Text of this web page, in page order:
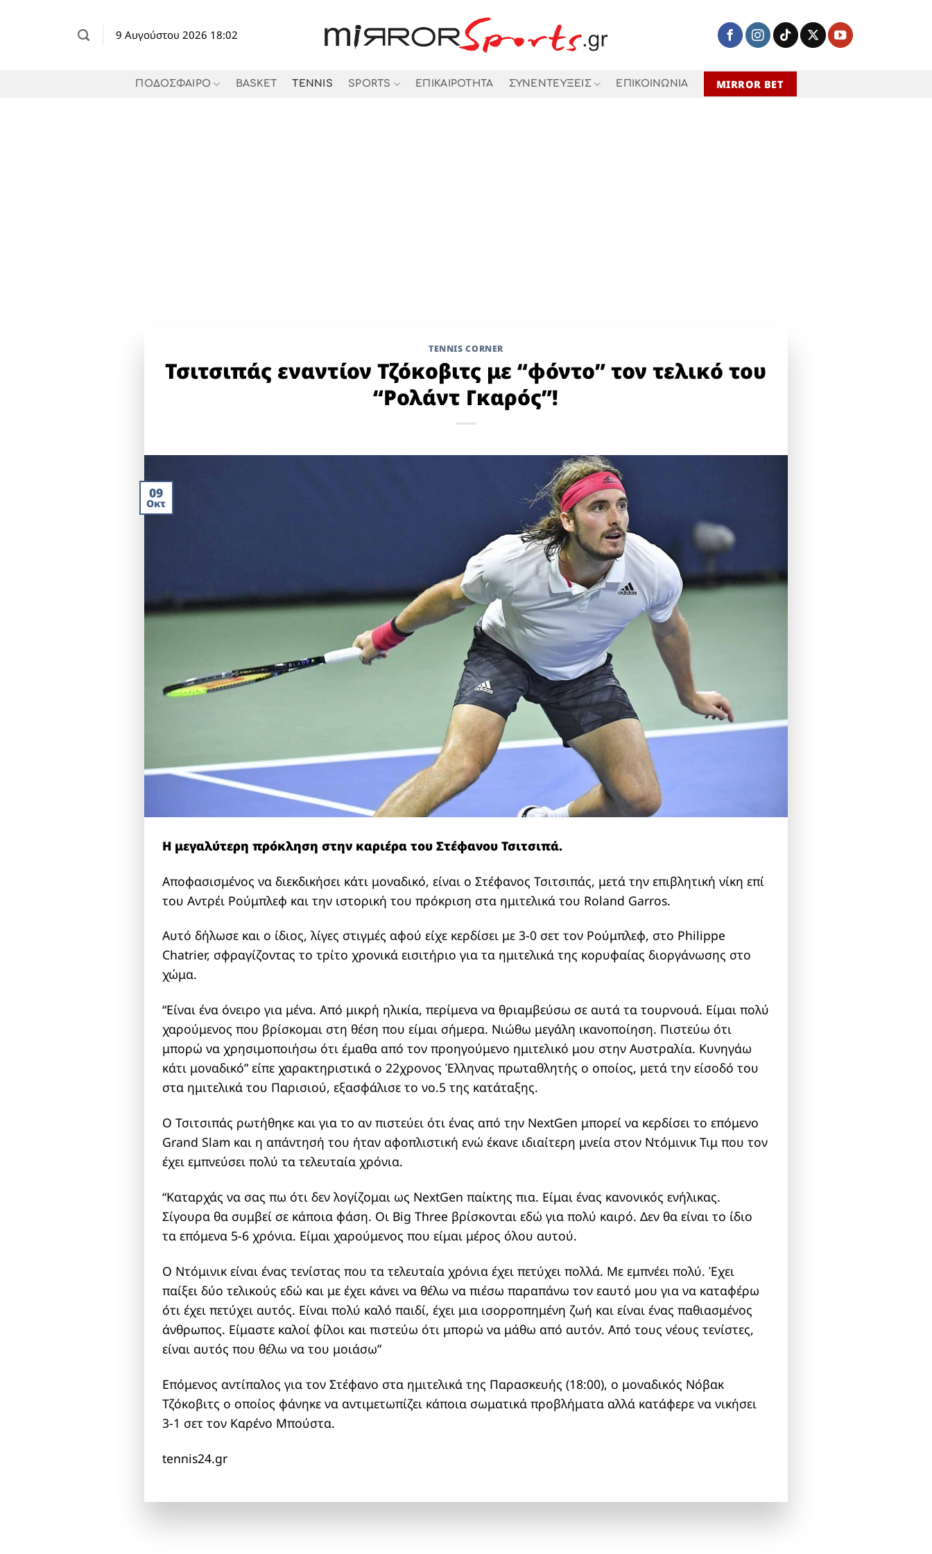
9 Αυγούστου 2026 18:02
ΠΟΔΟΣΦΑΙΡΟ BASKET TENNIS SPORTS ΕΠΙΚΑΙΡΟΤΗΤΑ ΣΥΝΕΝΤΕΥΞΕΙΣ ΕΠΙΚΟΙΝΩΝΙΑ MIRROR BET
TENNIS CORNER
Τσιτσιπάς εναντίον Τζόκοβιτς με “φόντο” τον τελικό του
“Ρολάντ Γκαρός”!
09
Οκτ
Η μεγαλύτερη πρόκληση στην καριέρα του Στέφανου Τσιτσιπά.
Αποφασισμένος να διεκδικήσει κάτι μοναδικό, είναι ο Στέφανος Τσιτσιπάς, μετά την επιβλητική νίκη επί
του Αντρέι Ρούμπλεφ και την ιστορική του πρόκριση στα ημιτελικά του Roland Garros.
Αυτό δήλωσε και ο ίδιος, λίγες στιγμές αφού είχε κερδίσει με 3-0 σετ τον Ρούμπλεφ, στο Philippe
Chatrier, σφραγίζοντας το τρίτο χρονικά εισιτήριο για τα ημιτελικά της κορυφαίας διοργάνωσης στο
χώμα.
“Είναι ένα όνειρο για μένα. Από μικρή ηλικία, περίμενα να θριαμβεύσω σε αυτά τα τουρνουά. Είμαι πολύ
χαρούμενος που βρίσκομαι στη θέση που είμαι σήμερα. Νιώθω μεγάλη ικανοποίηση. Πιστεύω ότι
μπορώ να χρησιμοποιήσω ότι έμαθα από τον προηγούμενο ημιτελικό μου στην Αυστραλία. Κυνηγάω
κάτι μοναδικό” είπε χαρακτηριστικά ο 22χρονος Έλληνας πρωταθλητής ο οποίος, μετά την είσοδό του
στα ημιτελικά του Παρισιού, εξασφάλισε το νο.5 της κατάταξης.
Ο Τσιτσιπάς ρωτήθηκε και για το αν πιστεύει ότι ένας από την NextGen μπορεί να κερδίσει το επόμενο
Grand Slam και η απάντησή του ήταν αφοπλιστική ενώ έκανε ιδιαίτερη μνεία στον Ντόμινικ Τιμ που τον
έχει εμπνεύσει πολύ τα τελευταία χρόνια.
“Καταρχάς να σας πω ότι δεν λογίζομαι ως NextGen παίκτης πια. Είμαι ένας κανονικός ενήλικας.
Σίγουρα θα συμβεί σε κάποια φάση. Οι Big Three βρίσκονται εδώ για πολύ καιρό. Δεν θα είναι το ίδιο
τα επόμενα 5-6 χρόνια. Είμαι χαρούμενος που είμαι μέρος όλου αυτού.
Ο Ντόμινικ είναι ένας τενίστας που τα τελευταία χρόνια έχει πετύχει πολλά. Με εμπνέει πολύ. Έχει
παίξει δύο τελικούς εδώ και με έχει κάνει να θέλω να πιέσω παραπάνω τον εαυτό μου για να καταφέρω
ότι έχει πετύχει αυτός. Είναι πολύ καλό παιδί, έχει μια ισορροπημένη ζωή και είναι ένας παθιασμένος
άνθρωπος. Είμαστε καλοί φίλοι και πιστεύω ότι μπορώ να μάθω από αυτόν. Από τους νέους τενίστες,
είναι αυτός που θέλω να του μοιάσω”
Επόμενος αντίπαλος για τον Στέφανο στα ημιτελικά της Παρασκευής (18:00), ο μοναδικός Νόβακ
Τζόκοβιτς ο οποίος φάνηκε να αντιμετωπίζει κάποια σωματικά προβλήματα αλλά κατάφερε να νικήσει
3-1 σετ τον Καρένο Μπούστα.
tennis24.gr